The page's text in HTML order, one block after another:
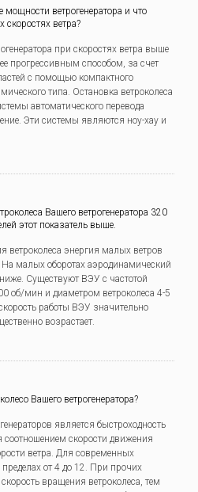
мощности ветрогенератора и что
ветра?
при скоростях ветра выше
прогрессивным способом, за счет
с помощью компактного
типа. Остановка ветроколеса
автоматического перевода
Эти системы являются ноу-хау и
Вашего ветрогенератора 320
этот показатель выше.
ветроколеса энергия малых ветров
На малых оборотах аэродинамический
Существуют ВЭУ с частотой
об/мин и диаметром ветроколеса 4-5
работы ВЭУ значительно
возрастает.
Вашего ветрогенератора?
является быстроходность
соотношением скорости движения
ветра. Для современных
от 4 до 12. При прочих
вращения ветроколеса, тем